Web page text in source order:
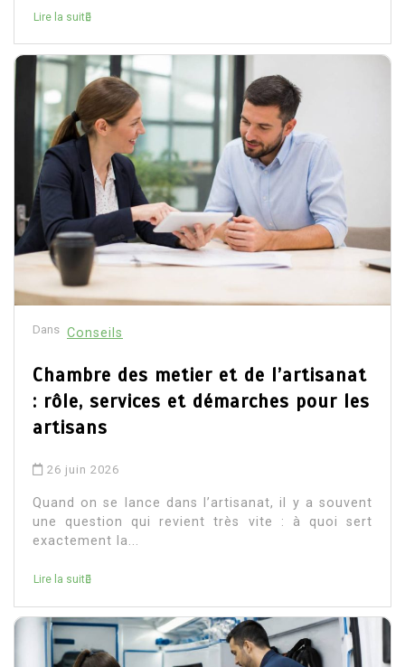
Lire la suite
Dans Conseils
Chambre des metier et de l’artisanat
: rôle, services et démarches pour les
artisans
26 juin 2026
Quand on se lance dans l’artisanat, il y a souvent
une question qui revient très vite : à quoi sert
exactement la...
Lire la suite